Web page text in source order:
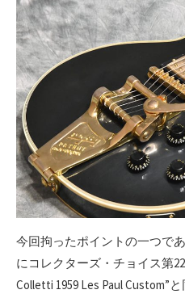
今回拘ったポイントの一つで
にコレクターズ・チョイス第
Colletti 1959 Les Paul Custom”